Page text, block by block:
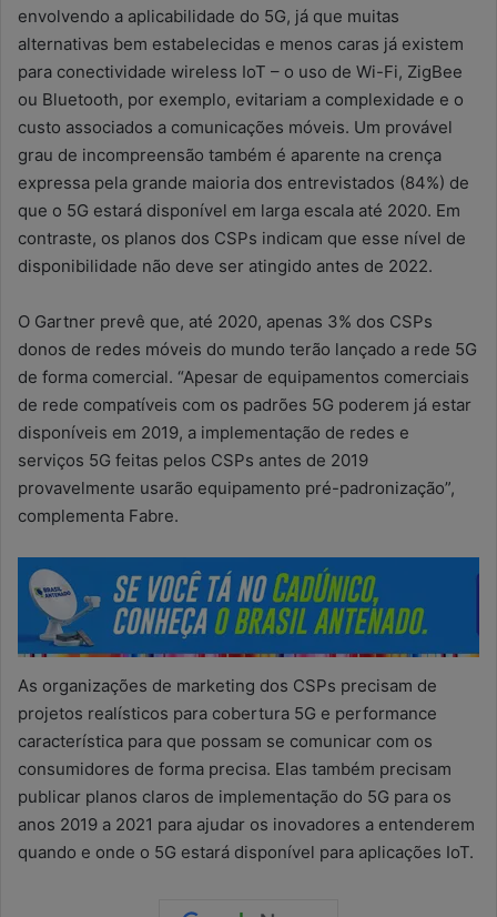
envolvendo a aplicabilidade do 5G, já que muitas
alternativas bem estabelecidas e menos caras já existem
para conectividade wireless IoT – o uso de Wi-Fi, ZigBee
ou Bluetooth, por exemplo, evitariam a complexidade e o
custo associados a comunicações móveis. Um provável
grau de incompreensão também é aparente na crença
expressa pela grande maioria dos entrevistados (84%) de
que o 5G estará disponível em larga escala até 2020. Em
contraste, os planos dos CSPs indicam que esse nível de
disponibilidade não deve ser atingido antes de 2022.
O Gartner prevê que, até 2020, apenas 3% dos CSPs
donos de redes móveis do mundo terão lançado a rede 5G
de forma comercial. “Apesar de equipamentos comerciais
de rede compatíveis com os padrões 5G poderem já estar
disponíveis em 2019, a implementação de redes e
serviços 5G feitas pelos CSPs antes de 2019
provavelmente usarão equipamento pré-padronização”,
complementa Fabre.
As organizações de marketing dos CSPs precisam de
projetos realísticos para cobertura 5G e performance
característica para que possam se comunicar com os
consumidores de forma precisa. Elas também precisam
publicar planos claros de implementação do 5G para os
anos 2019 a 2021 para ajudar os inovadores a entenderem
quando e onde o 5G estará disponível para aplicações IoT.